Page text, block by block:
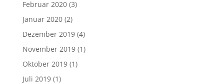
Februar 2020(3)
Januar 2020(2)
Dezember 2019(4)
November 2019(1)
Oktober 2019(1)
Juli 2019(1)